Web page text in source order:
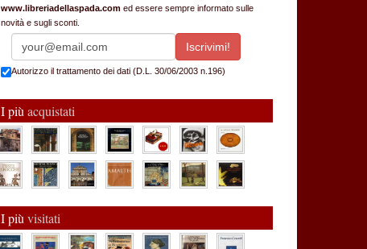
www.libreriadellaspada.com ed essere sempre informato sulle
novità e sugli sconti.
Autorizzo il trattamento dei dati (D.L. 30/06/2003 n.196)
I più acquistati
I più visitati